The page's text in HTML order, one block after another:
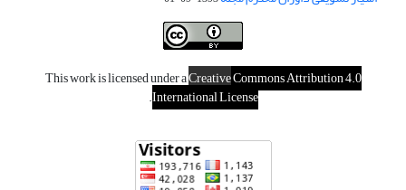
This work is licensed under aCreativeCommons Attribution 4.0
International License
.